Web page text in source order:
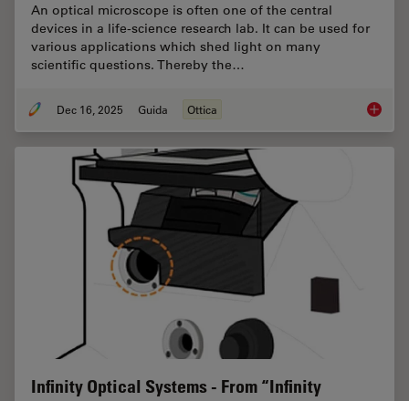
An optical microscope is often one of the central
devices in a life-science research lab. It can be used for
various applications which shed light on many
scientific questions. Thereby the…
Dec 16, 2025 Guida Ottica Factors
Infinity Optical Systems - From “Infinity